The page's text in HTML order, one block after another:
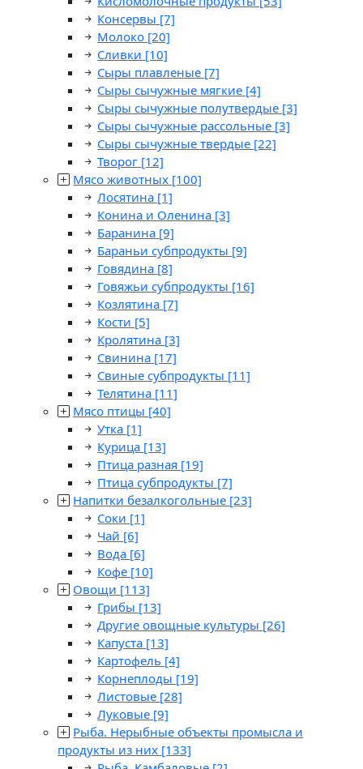
Консервы [7]
Молоко [20]
Сливки [10]
Сыры плавленые [7]
Сыры сычужные мягкие [4]
Сыры сычужные полутвердые [3]
Сыры сычужные рассольные [3]
Сыры сычужные твердые [22]
Творог [12]
Мясо животных [100]
Лосятина [1]
Конина и Оленина [3]
Баранина [9]
Бараньи субпродукты [9]
Говядина [8]
Говяжьи субпродукты [16]
Козлятина [7]
Кости [5]
Кролятина [3]
Свинина [17]
Свиные субпродукты [11]
Телятина [11]
Мясо птицы [40]
Утка [1]
Курица [13]
Птица разная [19]
Птица субпродукты [7]
Напитки безалкогольные [23]
Соки [1]
Чай [6]
Вода [6]
Кофе [10]
Овощи [113]
Грибы [13]
Другие овощные культуры [26]
Капуста [13]
Картофель [4]
Корнеплоды [19]
Листовые [28]
Луковые [9]
Рыба. Нерыбные объекты промысла и
продукты из них [133]